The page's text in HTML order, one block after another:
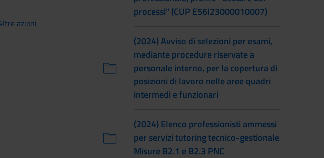
azioni
processi" (CUP E56I23000010007)
(2024) Avviso di selezioni per esami,
mediante procedure riservate a
personale interno, per la copertura di
posizioni di lavoro nelle aree quadri
intermedi e funzionari
(2024) Elenco professionisti ammessi
per servizi tutoring tecnico-gestionale
Misure B2.1 e B2.3 PNC